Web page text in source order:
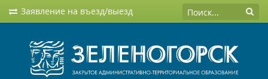
Заявление на въезд/выезд